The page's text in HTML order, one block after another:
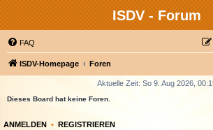
ISDV - Forum
FAQ
ISDV-Homepage Foren
Aktuelle Zeit: So 9. Aug 2026,
Dieses Board hat keine Foren.
ANMELDEN • REGISTRIEREN